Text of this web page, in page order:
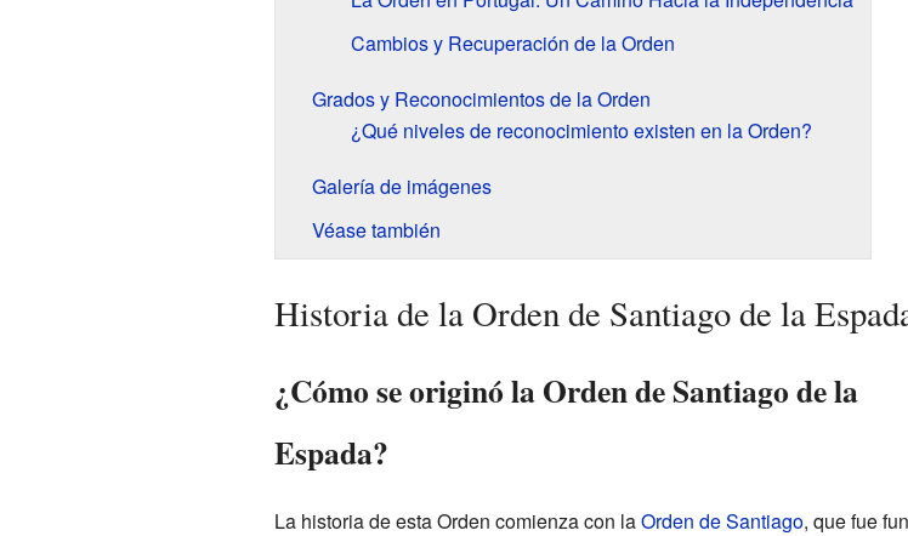
Cambios y Recuperación de la Orden
Grados y Reconocimientos de la Orden
¿Qué niveles de reconocimiento existen en la Orden?
Galería de imágenes
Véase también
Historia de la Orden de Santiago de la
¿Cómo se originó la Orden de Santiago de la
Espada?
La historia de esta Orden comienza con laOrden de Santiago, que fue